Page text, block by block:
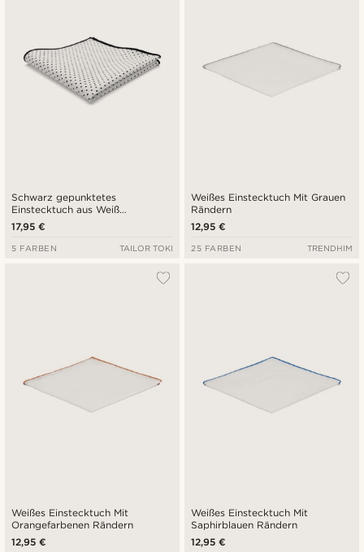
Schwarz gepunktetes
Einstecktuch aus Weiß
Baumwolle
17,95 €
5 FARBEN TAILOR TOKI
Weißes Einstecktuch Mit Grauen
Rändern
12,95 €
25 FARBEN TRENDHIM
Weißes Einstecktuch Mit
Orangefarbenen Rändern
12,95 €
Weißes Einstecktuch Mit
Saphirblauen Rändern
12,95 €